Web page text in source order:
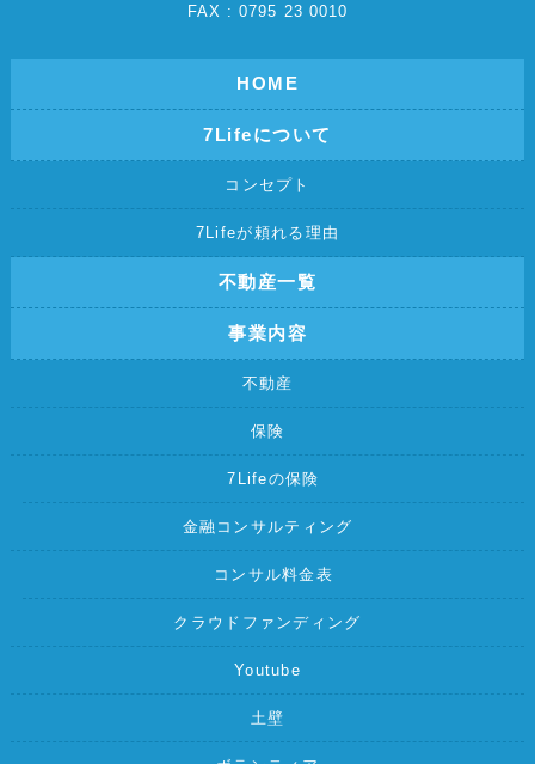
FAX : 0795 23 0010
HOME
7Lifeについて
コンセプト
7Lifeが頼れる理由
不動産一覧
事業内容
不動産
保険
7Lifeの保険
金融コンサルティング
コンサル料金表
クラウドファンディング
Youtube
土壁